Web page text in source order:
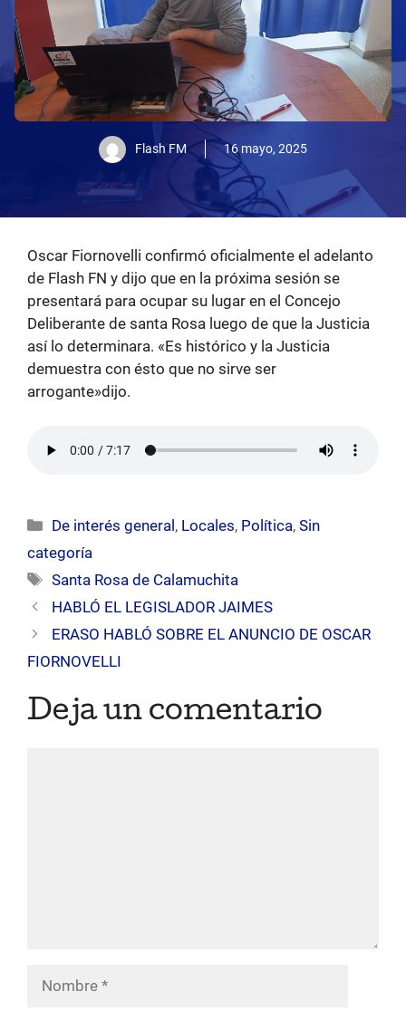
Flash FM 16 mayo, 2025
Oscar Fiornovelli confirmó oficialmente el adelanto
de Flash FN y dijo que en la próxima sesión se
presentará para ocupar su lugar en el Concejo
Deliberante de santa Rosa luego de que la Justicia
así lo determinara. «Es histórico y la Justicia
demuestra con ésto que no sirve ser
arrogante»dijo.
Categorías
De interés general , Locales, Política,Sin
categoría
Etiquetas
Santa Rosa de Calamuchita
HABLÓ EL LEGISLADOR JAIMES
ERASO HABLÓ SOBRE EL ANUNCIO DE OSCAR
FIORNOVELLI
Deja un comentario